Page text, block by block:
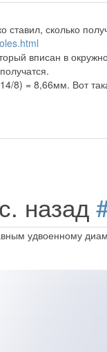
ставил, сколько
вписан в
8) = 8,66мм. Вот
назад
удвоенному